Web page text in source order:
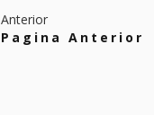
Anterior
Pagina Anterior